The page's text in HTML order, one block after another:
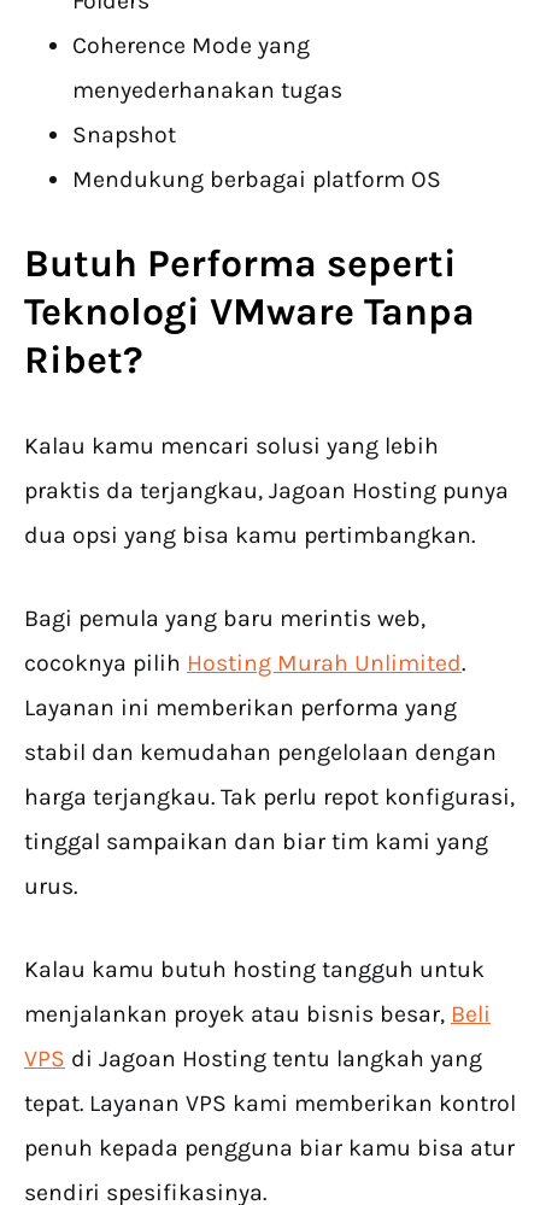
Coherence Mode yang
menyederhanakan tugas
Snapshot
Mendukung berbagai platform OS
Butuh Performa seperti
Teknologi VMware Tanpa
Ribet?
Kalau kamu mencari solusi yang lebih
praktis da terjangkau, Jagoan Hosting punya
dua opsi yang bisa kamu pertimbangkan.
Bagi pemula yang baru merintis web,
cocoknya pilih Hosting Murah Unlimited.
Layanan ini memberikan performa yang
stabil dan kemudahan pengelolaan dengan
harga terjangkau. Tak perlu repot konfigurasi,
tinggal sampaikan dan biar tim kami yang
urus.
Kalau kamu butuh hosting tangguh untuk
menjalankan proyek atau bisnis besar, Beli
VPS di Jagoan Hosting tentu langkah yang
tepat. Layanan VPS kami memberikan kontrol
penuh kepada pengguna biar kamu bisa atur
sendiri spesifikasinya.